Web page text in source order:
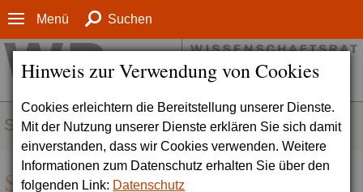
Hinweis zur Verwendung von Cookies
Cookies erleichtern die Bereitstellung unserer Dienste.
Mit der Nutzung unserer Dienste erklären Sie sich damit
einverstanden, dass wir Cookies verwenden. Weitere
Informationen zum Datenschutz erhalten Sie über den
folgenden Link: Datenschutz
Menü Suchen
SERVICE
Seite empfehlen